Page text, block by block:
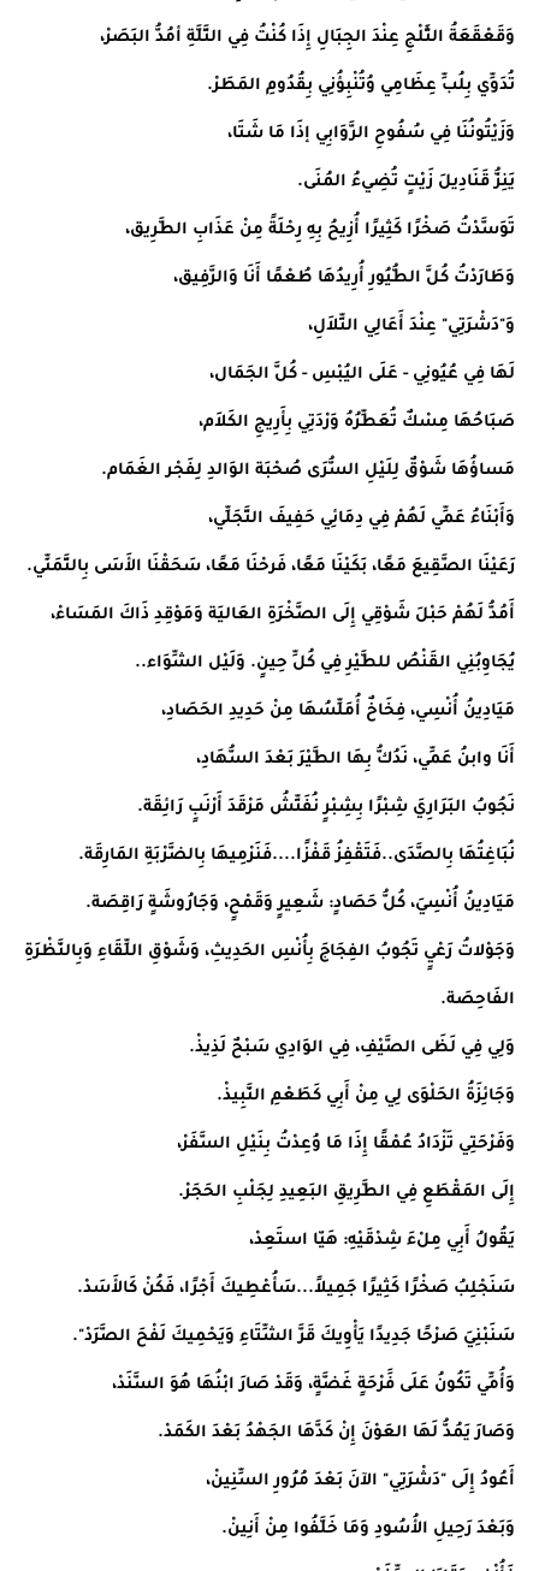
وَقَعْقَعَةُ الثَّلْجِ عِنْدَ الجِبَالِ إِذَا كُنْتُ فِي التَّلَّةِ أمُدُّ البَصَرْ،
تُدَوِّي بِلُبِّ عِظَامِي وُتُنْبِؤُنِي بِقُدُومِ المَطَرْ.
وَزَيْتُونُنَا فِي سُفُوحِ الرَّوَابِي إذَا مَا شَتَا،
يَنِزُّ قَنَادِيلَ زَيْتٍ تُضِيءُ المُنَى.
تَوَسَّدْتُ صَخْرًا كَثِيرًا أُزِيحُ بِهِ رِحْلَةً مِنْ عَذَابِ الطَّرِيق،
وَطَارَدْتُ كُلَّ الطُّيُورِ أُرِيدُهَا طُعْمًا أَنَا وَالرَّفِيق،
وَ"دَشْرَتِي" عِنْدَ أَعَالِي التِّلاَلِ،
لَهَا فِي عُيُونِي - عَلَى اليُبْسِ - كُلَّ الجَمَال،
صَبَاحُهَا مِسْكٌ تُعَطِّرُهُ وَرْدَتِي بِأَرِيجِ الكَلاَم،
مَساؤُهَا شَوْقٌ لِلَيْلِ السُّرَى صُحْبَة الوَالدِ لِفَجْر الغَمَام.
وَأَبْنَاءُ عَمِّي لَهُمْ فِي دِمَائِي حَفِيفَ التَّجَلِّي،
رَعَيْنَا الصَّقِيعَ مَعًا، بَكَيْنَا مَعًا، فَرحْنَا مَعًا، سَحَقْنَا الأَسَى بِالتَّمَنِّي.
أَمُدُّ لَهُمْ حَبْلَ شَوْقِي إِلَى الصَّخْرَةِ العَاليَة وَمَوْقِدِ ذَاكَ المَسَاءْ،
يُجَاوِبُنِي القَنْصُ للطَّيْرِ فِي كُلِّ حِينٍ. وَلَيْل الشِّوَاء..
مَيَادِينُ أُنْسِي، فِخَاخٌ أُمَلِّسُهَا مِنْ حَدِيدِ الحَصَادِ،
أَنَا وابنُ عَمِّي، نَدُكُّ بِهَا الطَّيْرَ بَعْدَ السُّهَادِ،
نَجُوبُ البَرَارِيَ شِبْرًا بِشِبْرٍ نُفَتِّشُ مَرْقَدَ أَرْنَبٍ رَائِقَة.
نُبَاغِتُهَا بِالصَّدَى..فَتَقْفِزُ قَفْزًا....فَنَرْمِيهَا بِالضَّرْبَةِ المَارِقَة.
مَيَادِينُ أُنْسِيَ، كُلُّ حَصَادٍ: شَعِيرٍ وَقَمْحٍ، وَجَارُوشَةٍ رَاقِصَة.
الفَاحِصَة.
وَلِي فِي لَظَى الصَّيْفِ، فِي الوَادِي سَبْحٌ لَذِيذْ.
وَجَائِزَةُ الحَلْوَى لِي مِنْ أَبِي كَطَعْمِ النَّبِيذْ.
وَفَرْحَتِي تَزْدَادُ عُمْقًا إِذَا مَا وُعِدْتُ بِنَيْلِ السَّفَرْ،
إِلَى المَقْطَعِ فِي الطَّرِيقِ البَعِيدِ لِجَلْبِ الحَجَرْ.
يَقُولُ أَبِي مِلْءَ شِدْقَيْهِ: هَيّا استَعِدْ،
سَنَجْلِبُ صَخْرًا كَثِيرًا جَمِيلاً...سَأُعْطِيكَ أَجْرًا، فَكُنْ كَالأَسَدْ.
سَنَبْنِيَ صَرْحًا جَدِيدًا يَأْوِيكَ قَرَّ الشِّتَاءِ وَيَحْمِيكَ لَفْحَ الصَّرَدْ".
وَأُمِّي تَكُونُ عَلَى فََرْحَةٍ غَضَّةٍ، وَقَدْ صَارَ ابْنُهَا هُوَ السَّنَدْ،
وَصَارَ يَمُدُّ لَهَا العَوْنَ إِنْ كَدَّهَا الجَهْدُ بَعْدَ الكَمَدْ.
أَعُودُ إِلَى "دَشْرَتِي" الآنَ بَعْدَ مُرُورِ السِّنِينْ،
وَبَعْدَ رَحِيلِ الأُسُودِ وَمَا خَلَّفُوا مِنْ أَنِينْ.